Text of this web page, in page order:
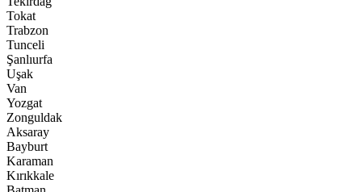
Tokat
Trabzon
Tunceli
Şanlıurfa
Uşak
Van
Yozgat
Zonguldak
Aksaray
Bayburt
Karaman
Kırıkkale